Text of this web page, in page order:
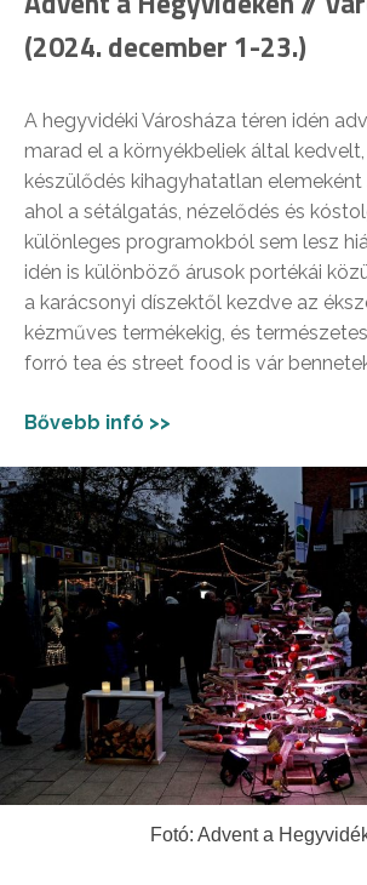
(2024. december 1-23.)
A hegyvidéki Városháza téren idén
marad el a környékbeliek által
készülődés kihagyhatatlan elemeként
ahol a sétálgatás, nézelődés és
különleges programokból sem lesz
idén is különböző árusok portékái
a karácsonyi díszektől kezdve az
kézműves termékekig, és
forró tea és street food is vár
Bővebb infó >>
Fotó: Advent a